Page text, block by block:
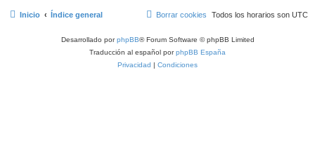
Inicio Índice general Todos los horarios son UTC
Borrar cookies
Desarrollado porphpBB® Forum Software © phpBB Limited
Traducción al español porphpBB España
Privacidad | Condiciones